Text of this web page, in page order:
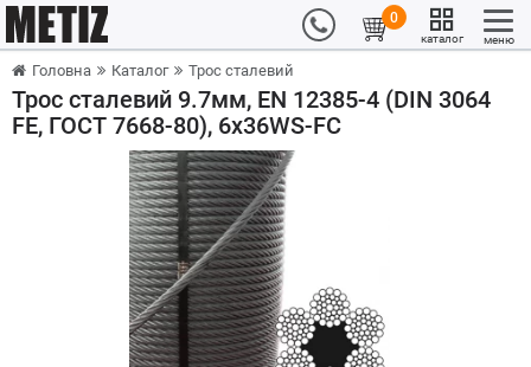
0
каталог меню
Головна Каталог Трос сталевий
Трос сталевий 9.7мм, EN 12385-4 (DIN 3064
FE, ГОСТ 7668-80), 6x36WS-FC